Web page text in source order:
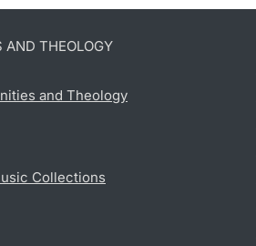
AND THEOLOGY
and Theology
Collections